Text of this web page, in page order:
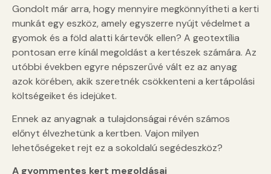
Gondolt már arra, hogy mennyire megkönnyítheti a kerti
munkát egy eszköz, amely egyszerre nyújt védelmet a
gyomok és a föld alatti kártevők ellen? A geotextília
pontosan erre kínál megoldást a kertészek számára. Az
utóbbi években egyre népszerűvé vált ez az anyag
azok körében, akik szeretnék csökkenteni a kertápolási
költségeiket és idejüket.
Ennek az anyagnak a tulajdonságai révén számos
előnyt élvezhetünk a kertben. Vajon milyen
lehetőségeket rejt ez a sokoldalú segédeszköz?
A gyommentes kert megoldásai